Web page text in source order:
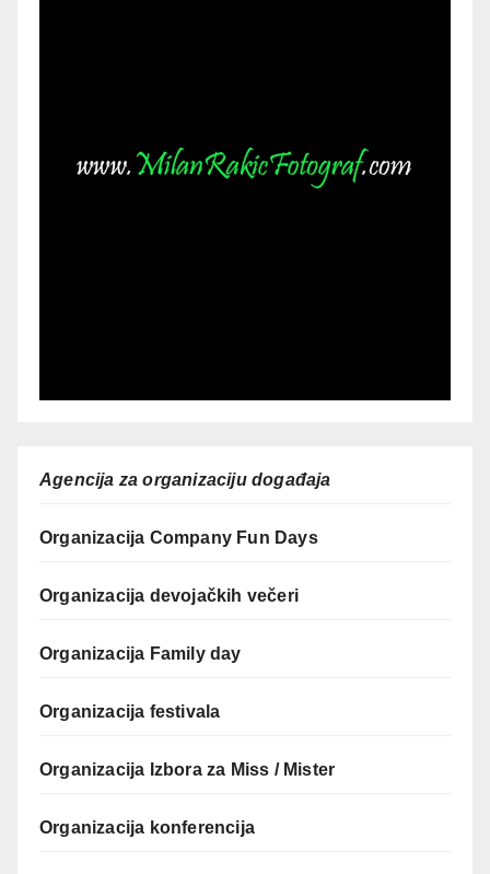
Agencija za organizaciju događaja
Organizacija Company Fun Days
Organizacija devojačkih večeri
Organizacija Family day
Organizacija festivala
Organizacija Izbora za Miss / Mister
Organizacija konferencija